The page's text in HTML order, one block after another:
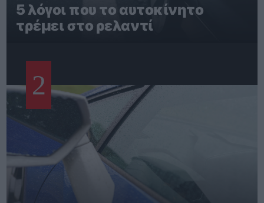
5 λόγοι που το αυτοκίνητο
τρέμει στο ρελαντί
2